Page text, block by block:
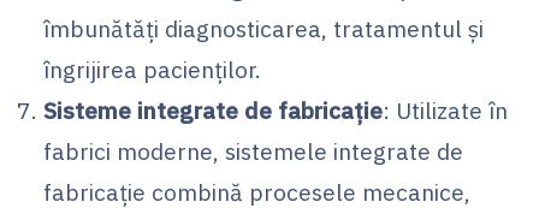
îmbunătăți diagnosticarea, tratamentul și
îngrijirea pacienților.
Sisteme integrate de fabricație: Utilizate în
fabrici moderne, sistemele integrate de
fabricație combină procesele mecanice,